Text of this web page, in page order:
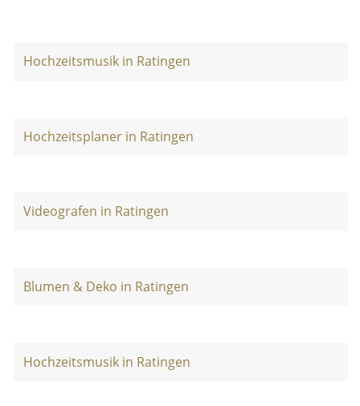
Hochzeitsmusik in Ratingen
Hochzeitsplaner in Ratingen
Videografen in Ratingen
Blumen & Deko in Ratingen
Hochzeitsmusik in Ratingen